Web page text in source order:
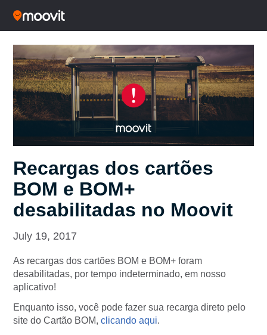
Recargas dos cartões
BOM e BOM+
desabilitadas no Moovit
July 19, 2017
As recargas dos cartões BOM e BOM+ foram
desabilitadas, por tempo indeterminado, em nosso
aplicativo!
Enquanto isso, você pode fazer sua recarga direto pelo
site do Cartão BOM, clicando aqui.